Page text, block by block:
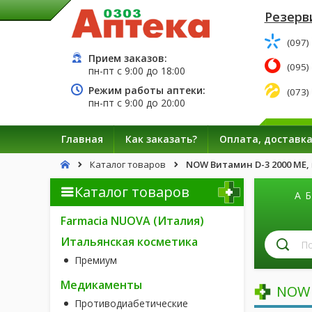
Прием заказов:
пн-пт с9:00 до 18:00
Режим работы аптеки:
пн-пт с9:00 до 20:00
(097)
(095)
(073)
Главная Как заказать? Оплата, доставка
Каталог товаров NOW Витамин D-3 2000
Каталог товаров
Farmacia NUOVA (Италия)
Итальянская косметика
Премиум
Медикаменты
Противодиабетические
А Б